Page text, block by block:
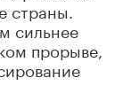
сильнее
прорыве,